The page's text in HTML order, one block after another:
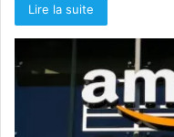
Lire la suite